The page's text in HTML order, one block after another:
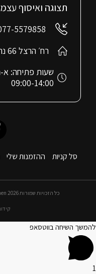
סל קניות ההזמנות שלי
תצוגה ואיסוף
5579858
רח׳ הרצל 66 נהריה
09:00-14:00
כל הזכויות שמורות 2026 Home & Kitchen | האתר נבנה ע״י לובה קוטליק
להמשך השיחה בווטסאפ
1